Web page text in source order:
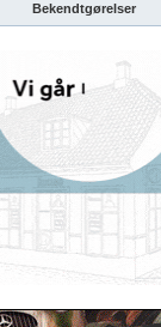
Bekendtgørelser